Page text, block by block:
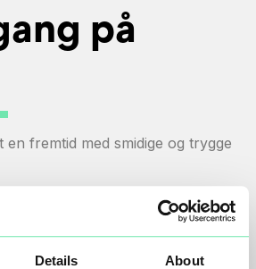
Details About
på
fremtid med smidige og trygge